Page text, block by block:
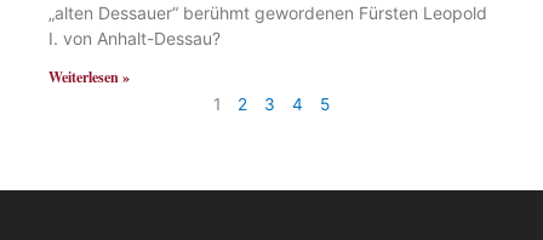
„alten Dessauer“ berühmt gewordenen Fürsten Leopold
I. von Anhalt-Dessau?
Weiterlesen »
1 2 3 4 5